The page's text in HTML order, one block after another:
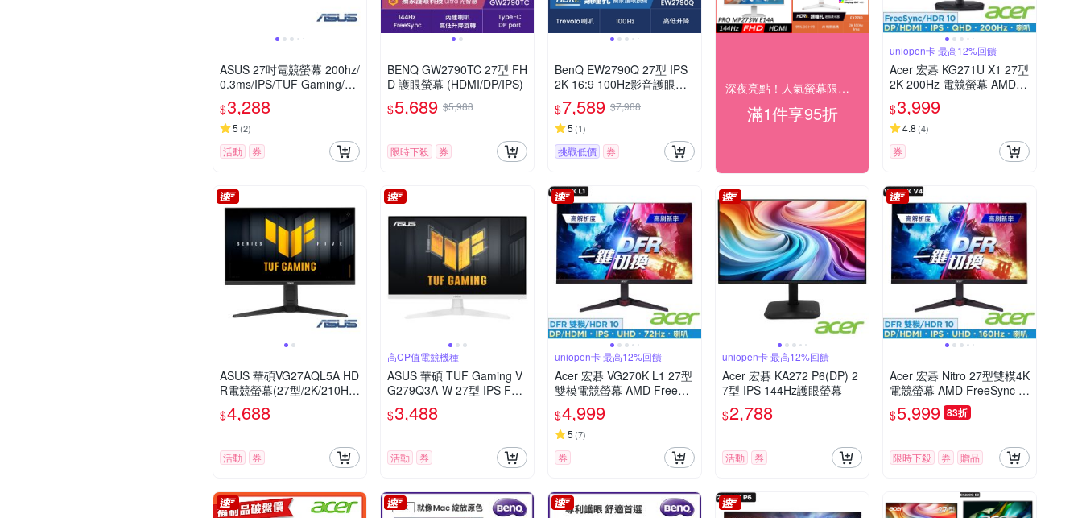
ASUS 27吋電競螢幕 200hz/
0.3ms/IPS/TUF Gaming/VG
279Q5A
$3,288
5 (2)
活動 券
BENQ GW2790TC 27型 FH
D 護眼螢幕 (HDMI/DP/IPS)
$5,689 $5,988
限時下殺 券
BenQ EW2790Q 27型 IPS
2K 16:9 100Hz影音護眼螢
幕 (HDMI/Type-C)
$7,589 $7,988
5 (1)
挑戰低價 券
深夜亮點！人氣螢幕限時優惠
滿1件享95折
uniopen卡 最高12%回饋
Acer 宏碁 KG271U X1 27型
2K 200Hz 電競螢幕 AMD F
reeSync Premium
$3,999
4.8 (4)
券
ASUS 華碩VG27AQL5A HD
R電競螢幕(27型/2K/210Hz/
0.3ms/HDMI/DP/IPS)
$4,688
活動 券
高CP值電競機種
ASUS 華碩 TUF Gaming V
G279Q3A-W 27型 IPS FHD
180Hz 電競螢幕(1ms/Free
Sync/喇叭)
$3,488
活動 券
uniopen卡 最高12%回饋
Acer 宏碁 VG270K L1 27型
雙模電競螢幕 AMD FreeSy
$4,999
5 (7)
券
uniopen卡 最高12%回饋
Acer 宏碁 KA272 P6(DP) 2
7型 IPS 144Hz護眼螢幕
$2,788
活動 券
Acer 宏碁 Nitro 27型雙模4K
電競螢幕 AMD FreeSync Pr
emium
$5,999 83折
限時下殺 券 贈品